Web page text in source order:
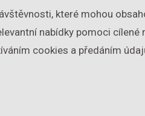
spol. s r.o. Všechna
barevnosti dýh Alpi
které mohou
nabídky pomoci cílené
cookies a předáním